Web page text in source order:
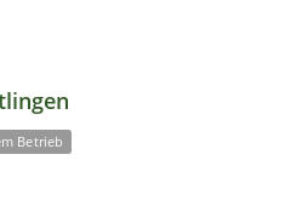
Betrieb